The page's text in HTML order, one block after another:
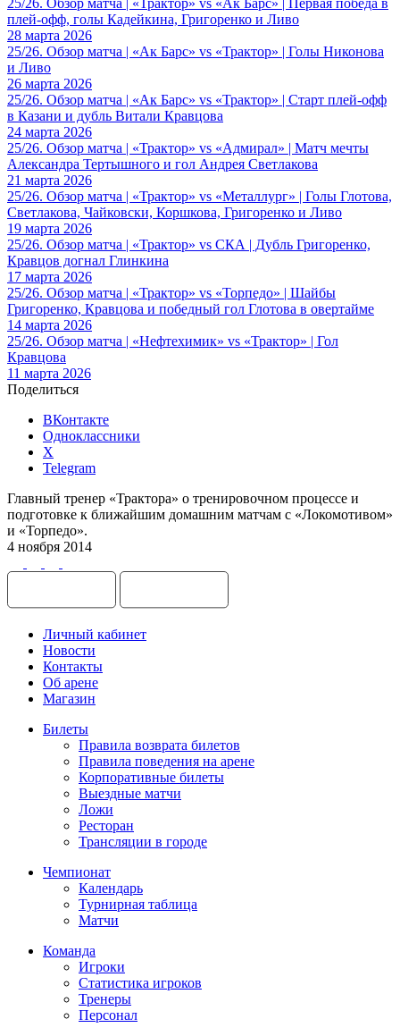
плей-офф, голы Кадейкина, Григоренко и Ливо
28 марта 2026
25/26. Обзор матча | «Ак Барс» vs «Трактор» | Голы Никонова
и Ливо
26 марта 2026
25/26. Обзор матча | «Ак Барс» vs «Трактор» | Старт плей-офф
в Казани и дубль Витали Кравцова
24 марта 2026
25/26. Обзор матча | «Трактор» vs «Адмирал» | Матч мечты
Александра Тертышного и гол Андрея Светлакова
21 марта 2026
25/26. Обзор матча | «Трактор» vs «Металлург» | Голы Глотова,
Светлакова, Чайковски, Коршкова, Григоренко и Ливо
19 марта 2026
25/26. Обзор матча | «Трактор» vs СКА | Дубль Григоренко,
Кравцов догнал Глинкина
17 марта 2026
25/26. Обзор матча | «Трактор» vs «Торпедо» | Шайбы
Григоренко, Кравцова и победный гол Глотова в овертайме
14 марта 2026
25/26. Обзор матча | «Нефтехимик» vs «Трактор» | Гол
Кравцова
11 марта 2026
Поделиться
ВКонтакте
Одноклассники
X
Telegram
Главный тренер «Трактора» о тренировочном процессе и
подготовке к ближайшим домашним матчам с «Локомотивом»
и «Торпедо».
4 ноября 2014
Личный кабинет
Новости
Контакты
Об арене
Магазин
Билеты
Правила возврата билетов
Правила поведения на арене
Корпоративные билеты
Выездные матчи
Ложи
Ресторан
Трансляции в городе
Чемпионат
Календарь
Турнирная таблица
Матчи
Команда
Игроки
Статистика игроков
Тренеры
Персонал